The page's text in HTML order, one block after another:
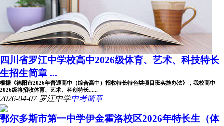
四川省罗江中学校高中2026级体育、艺术、科技特长
生招生简章 ...
根据《德阳市2026年普通高中（综合高中）招收特长特色类项目班实施办法》，我校高中
2026级将招收体育、艺术、科创特长......
2026-04-07 罗江中学中考简章
鄂尔多斯市第一中学伊金霍洛校区2026年特长生（体